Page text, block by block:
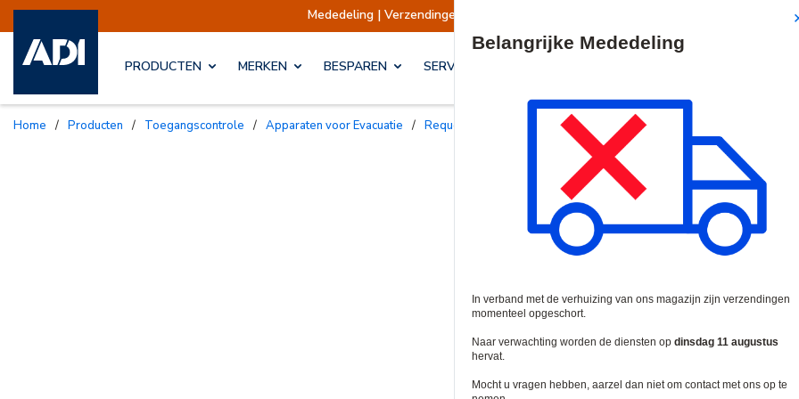
Mededeling | Verzendingen opgeschort Verzendingen worden op
PRODUCTEN MERKEN BESPAREN SERVICES & OPLOSSINGEN
Home / Producten / Toegangscontrole / Apparaten voor Evacuatie / Request to Exit Devices